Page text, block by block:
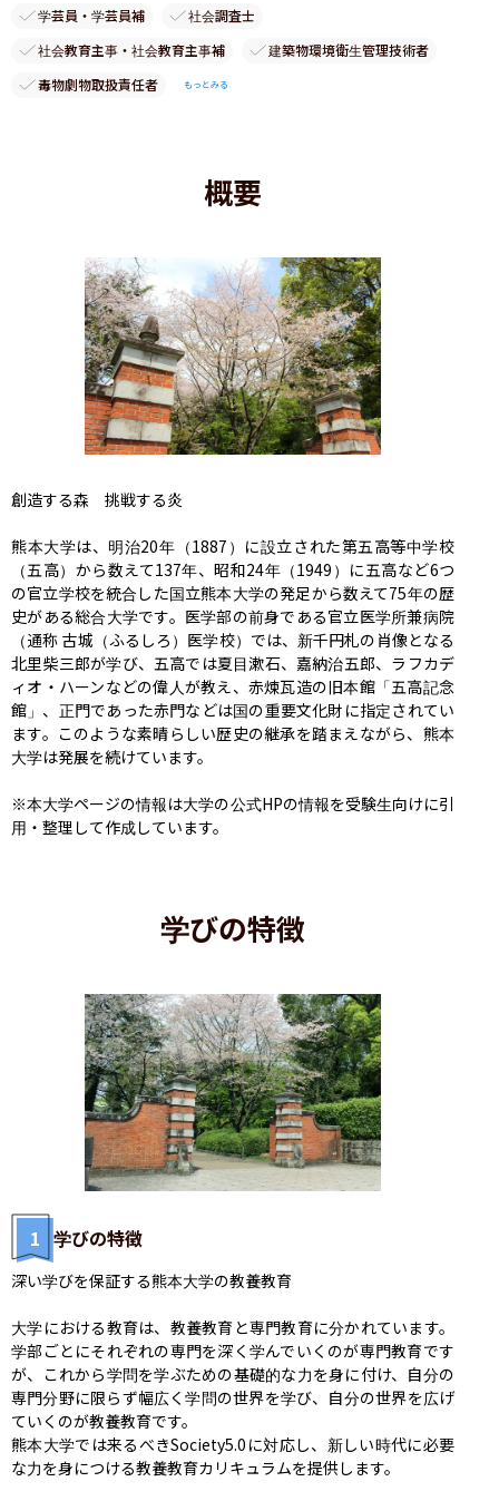
学芸員・学芸員補
社会調査士
社会教育主事・社会教育主事補
建築物環境衛生管理技術者
毒物劇物取扱責任者
もっとみる
概要
創造する森　挑戦する炎
熊本大学は、明治20年（1887）に設立された第五高等中学校
（五高）から数えて137年、昭和24年（1949）に五高など6つ
の官立学校を統合した国立熊本大学の発足から数えて75年の歴
史がある総合大学です。医学部の前身である官立医学所兼病院
（通称 古城（ふるしろ）医学校）では、新千円札の肖像となる
北里柴三郎が学び、五高では夏目漱石、嘉納治五郎、ラフカデ
ィオ・ハーンなどの偉人が教え、赤煉瓦造の旧本館「五高記念
館」、正門であった赤門などは国の重要文化財に指定されてい
ます。このような素晴らしい歴史の継承を踏まえながら、熊本
大学は発展を続けています。
※本大学ページの情報は大学の公式HPの情報を受験生向けに引
用・整理して作成しています。
学びの特徴
1 学びの特徴
深い学びを保証する熊本大学の教養教育
大学における教育は、教養教育と専門教育に分かれています。
学部ごとにそれぞれの専門を深く学んでいくのが専門教育です
が、これから学問を学ぶための基礎的な力を身に付け、自分の
専門分野に限らず幅広く学問の世界を学び、自分の世界を広げ
ていくのが教養教育です。
熊本大学では来るべきSociety5.0に対応し、新しい時代に必要
な力を身につける教養教育カリキュラムを提供します。